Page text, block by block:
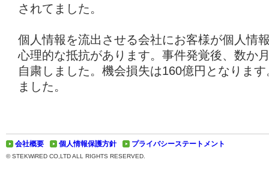
されてました。
個人情報を流出させる会社にお客様が個人情
心理的な抵抗があります。事件発覚後、数か
自粛しました。機会損失は160億円となりま
ました。
会社概要 個人情報保護方針 プライバシーステートメント
© STEKWiRED CO,LTD ALL RIGHTS RESERVED.